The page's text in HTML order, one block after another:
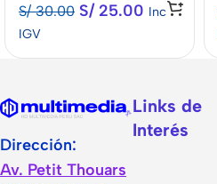
S/30.00 S/25.00 Inc
IGV
Dirección:
Av. Petit Thouars
Links de
Interés